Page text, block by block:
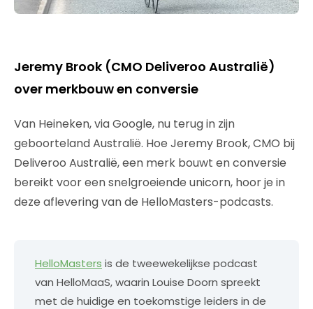
Jeremy Brook (CMO Deliveroo Australië)
over merkbouw en conversie
Van Heineken, via Google, nu terug in zijn
geboorteland Australië. Hoe Jeremy Brook, CMO bij
Deliveroo Australië, een merk bouwt en conversie
bereikt voor een snelgroeiende unicorn, hoor je in
deze aflevering van de HelloMasters-podcasts.
HelloMasters is de tweewekelijkse podcast
van HelloMaaS, waarin Louise Doorn spreekt
met de huidige en toekomstige leiders in de